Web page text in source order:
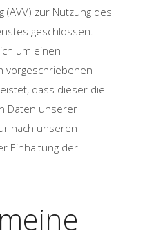
zur Nutzung des
geschlossen.
um einen
vorgeschriebenen
dass dieser die
Daten unserer
nach unseren
Einhaltung der